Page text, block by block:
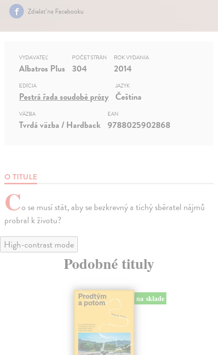
Zdielať na Facebooku
O TITULE
Co se musí stát, aby se bezkrevný a tichý sběratel nájmů
probral k životu?
VYDAVATEĽ
Albatros Plus
POČET STRÁN
304
ROK VYDANIA
2014
EDÍCIA
Pestrá řada soudobé prózy
JAZYK
Čeština
VÄZBA
Tvrdá väzba / Hardback
EAN
9788025902868
High-contrast mode
Podobné tituly
na sklade